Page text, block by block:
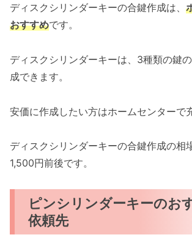
ディスクシリンダーキーの合鍵作成は、
おすすめです。
ディスクシリンダーキーは、3種類の鍵
成できます。
安価に作成したい方はホームセンターで
ディスクシリンダーキーの合鍵作成の相
1,500円前後です。
ピンシリンダーキーのお
依頼先